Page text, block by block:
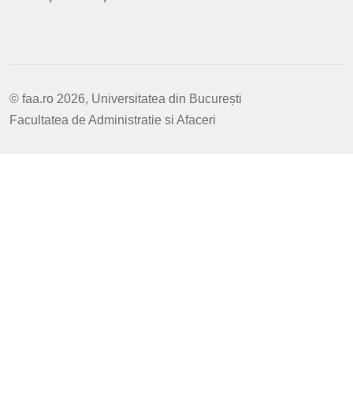
© faa.ro 2026, Universitatea din București
Facultatea de Administratie si Afaceri